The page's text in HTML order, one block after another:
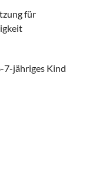
für
7-jähriges Kind